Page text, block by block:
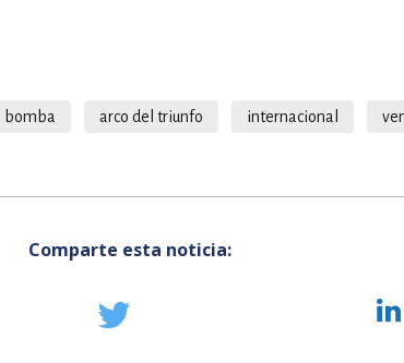
bomba arco del triunfo internacional
Comparte esta noticia: